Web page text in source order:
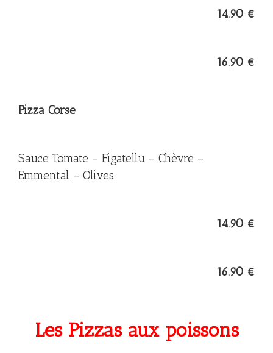
14.90 €
16.90 €
Pizza Corse
Sauce Tomate – Figatellu – Chèvre –
Emmental – Olives
14.90 €
16.90 €
Les Pizzas aux poissons